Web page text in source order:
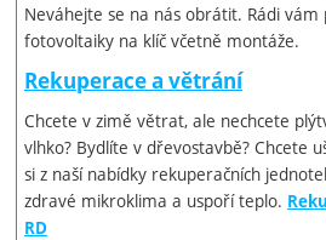
Neváhejte se na nás obrátit. Rádi
fotovoltaiky na klíč včetně montáže.
Rekuperace a větrání
Chcete v zimě větrat, ale nechcete
vlhko? Bydlíte v dřevostavbě? Chcete
si z naší nabídky rekuperačních
zdravé mikroklima a uspoří teplo.
RD